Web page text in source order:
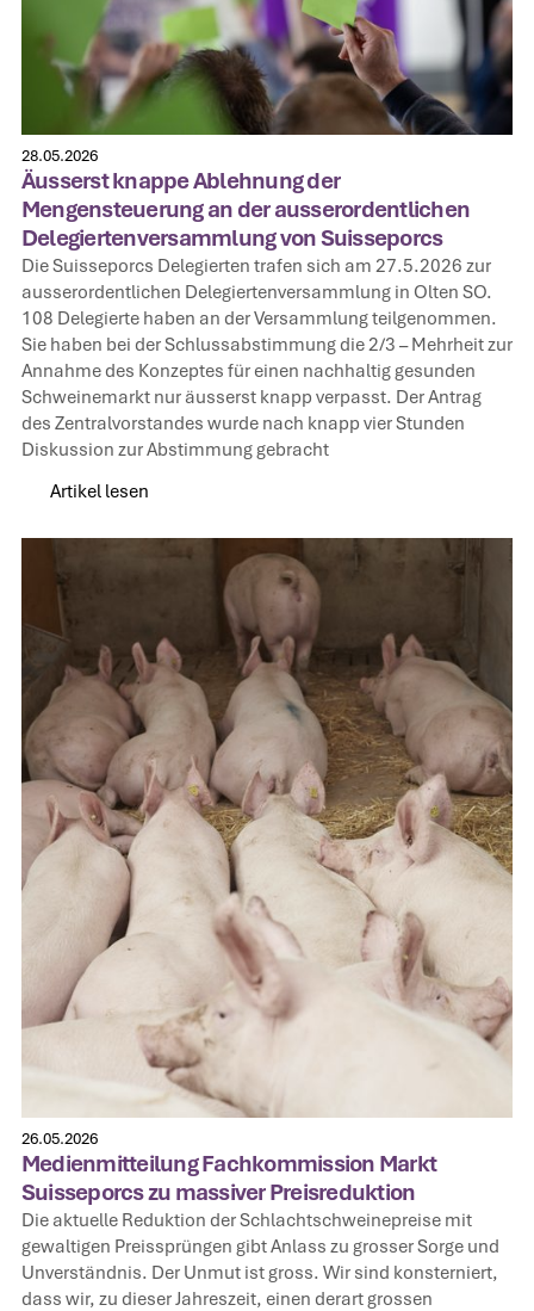
28.05.2026
Äusserst knappe Ablehnung der
Mengensteuerung an der ausserordentlichen
Delegiertenversammlung von Suisseporcs
Die Suisseporcs Delegierten trafen sich am 27.5.2026 zur
ausserordentlichen Delegiertenversammlung in Olten SO.
108 Delegierte haben an der Versammlung teilgenommen.
Sie haben bei der Schlussabstimmung die 2/3 – Mehrheit zur
Annahme des Konzeptes für einen nachhaltig gesunden
Schweinemarkt nur äusserst knapp verpasst. Der Antrag
des Zentralvorstandes wurde nach knapp vier Stunden
Diskussion zur Abstimmung gebracht
Artikel lesen
26.05.2026
Medienmitteilung Fachkommission Markt
Suisseporcs zu massiver Preisreduktion
Die aktuelle Reduktion der Schlachtschweinepreise mit
gewaltigen Preissprüngen gibt Anlass zu grosser Sorge und
Unverständnis. Der Unmut ist gross. Wir sind konsterniert,
dass wir, zu dieser Jahreszeit, einen derart grossen